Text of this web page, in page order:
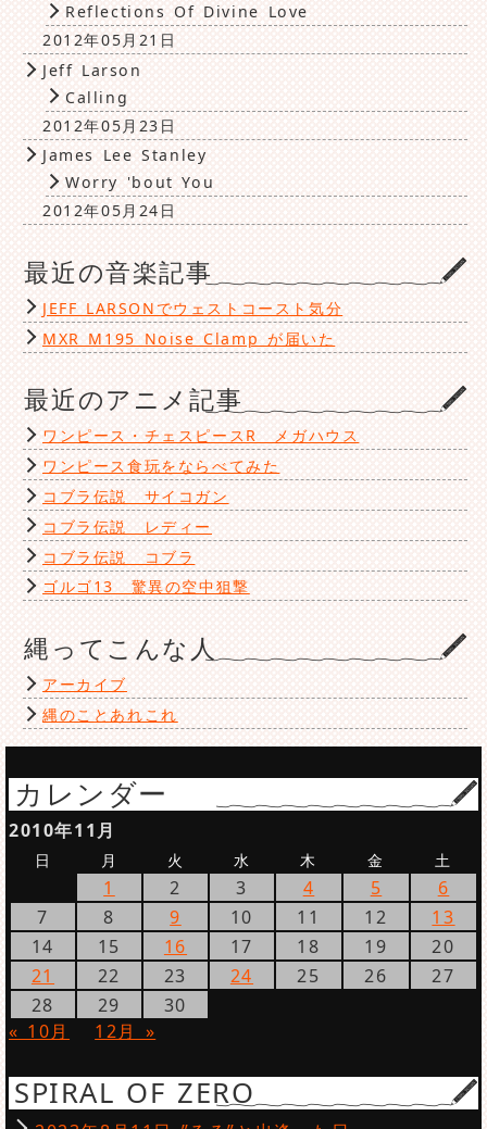
Reflections Of Divine Love
2012年05月21日
Jeff Larson
Calling
2012年05月23日
James Lee Stanley
Worry 'bout You
2012年05月24日
最近の音楽記事
JEFF LARSONでウェストコースト気分
MXR M195 Noise Clamp が届いた
最近のアニメ記事
ワンピース・チェスピースR メガハウス
ワンピース食玩をならべてみた
コブラ伝説 サイコガン
コブラ伝説 レディー
コブラ伝説 コブラ
ゴルゴ13 驚異の空中狙撃
縄ってこんな人
アーカイブ
縄のことあれこれ
カレンダー
2010年11月
日 月 火 水 木 金 土
1 2 3 4 5
6
7
8 9 10 11 12
13
14
15 16 17 18 19
20
21
22 23 24 25 26
27
28
29
30
« 10月
12月 »
SPIRAL OF ZERO